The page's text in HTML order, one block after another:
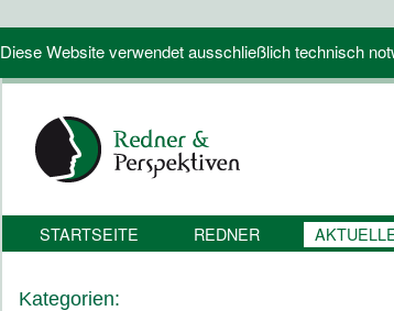
Diese Website verwendet ausschließlich technisch
STARTSEITE REDNER
Kategorien: